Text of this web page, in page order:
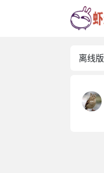
离线版